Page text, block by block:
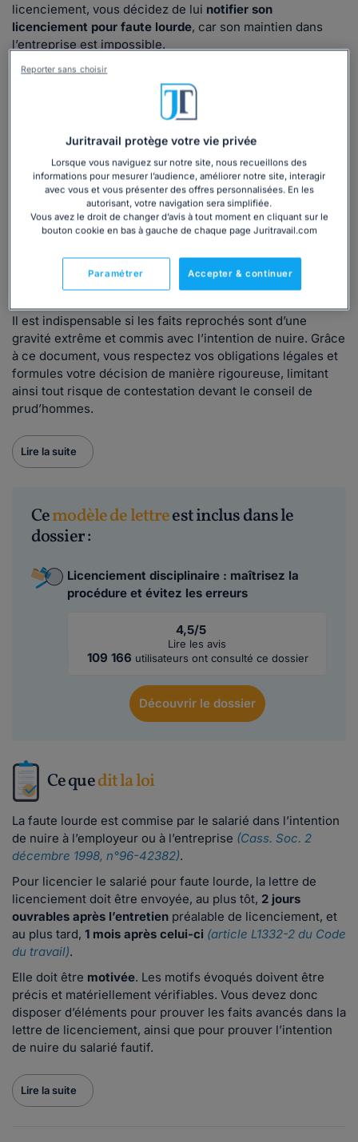
licenciement, vous décidez de lui notifier son
licenciement pour faute lourde, car son maintien dans
l’entreprise est impossible.
Licencier un salarié pour faute lourde est une décision
grave qui nécessite une notification claire, précise et
rédigé par un juriste, vous guide pas à pas pour sécuriser
votre procédure et formaliser votre décision sans risque
d’erreurs. Il vous aide à protéger juridiquement votre
entreprise dans ce type de situation particulièrement
sensible.
Quand utiliser notre modèle de lettre ?
Utilisez ce modèle dès que vous décidez de licencier un
salarié pour faute lourde, après avoir respecté la
procédure liée à un entretien préalable.
Il est indispensable si les faits reprochés sont d’une
gravité extrême et commis avec l’intention de nuire. Grâce
à ce document, vous respectez vos obligations légales et
formules votre décision de manière rigoureuse, limitant
ainsi tout risque de contestation devant le conseil de
prud’hommes.
Lire la suite
Cemodèle de lettreest inclus dans le
dossier :
Licenciement disciplinaire : maîtrisez la
procédure et évitez les erreurs
4,5/5
Lire les avis
109 166 utilisateurs ont consulté ce dossier
Découvrirle dossier
Ce quedit la loi
La faute lourde est commise par le salarié dans l’intention
de nuire à l’employeur ou à l’entreprise (Cass. Soc. 2
décembre 1998, n°96-42382).
Pour licencier le salarié pour faute lourde, la lettre de
licenciement doit être envoyée, au plus tôt, 2 jours
ouvrables après l’entretien préalable de licenciement, et
au plus tard, 1 mois après celui-ci (article L1332-2 du Code
du travail).
Elle doit être motivée. Les motifs évoqués doivent être
précis et matériellement vérifiables. Vous devez donc
disposer d’éléments pour prouver les faits avancés dans la
lettre de licenciement, ainsi que pour prouver l’intention
de nuire du salarié fautif.
Lire la suite
Juritravail protège votre vie privée
Lorsque vous naviguez sur notre site, nous recueillons des
informations pour mesurer l’audience, améliorer notre site, interagir
avec vous et vous présenter des offres personnalisées. En les
autorisant, votre navigation sera simplifiée.
Vous avez le droit de changer d’avis à tout moment en cliquant sur le
bouton cookie en bas à gauche de chaque page Juritravail.com
Accepter & continuer
Paramétrer
Reporter sans choisir